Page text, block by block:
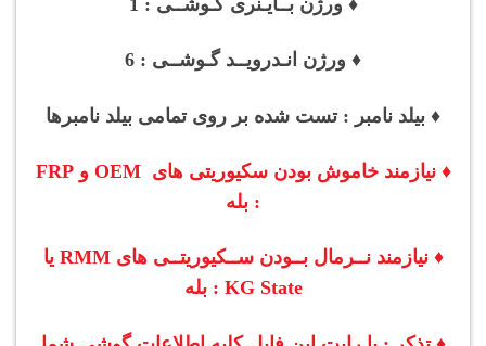
♦ ورژن انـدرویــد گـوشــی : 6
♦ بیلد نامبر : تست شده بر روی تمامی بیلد نامبرها
♦ نیازمند خاموش بودن سکیوریتی های OEM و FRP
: بله
♦ نیازمند نــرمال بــودنســکیوریتــی های
RMM یا
KG State : بله